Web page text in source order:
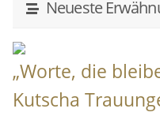
Neueste
„Worte, die
Kutscha